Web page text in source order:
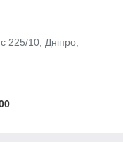
225/10, Дніпро,